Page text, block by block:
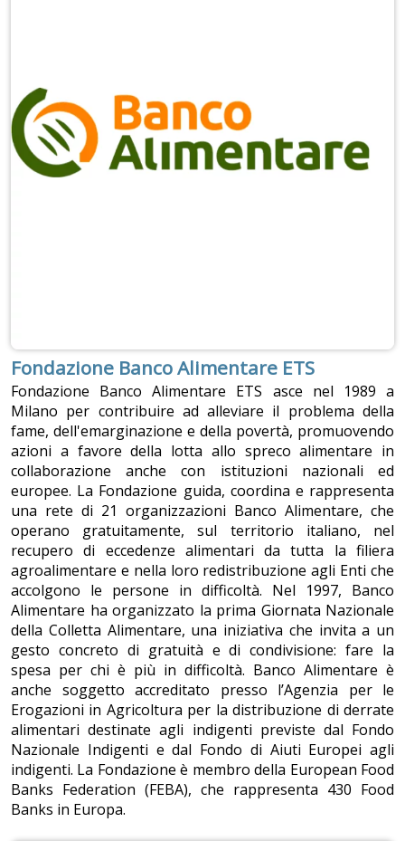
Fondazione Banco Alimentare ETS
Fondazione Banco Alimentare ETS asce nel 1989 a
Milano per contribuire ad alleviare il problema della
fame, dell'emarginazione e della povertà, promuovendo
azioni a favore della lotta allo spreco alimentare in
collaborazione anche con istituzioni nazionali ed
europee. La Fondazione guida, coordina e rappresenta
una rete di 21 organizzazioni Banco Alimentare, che
operano gratuitamente, sul territorio italiano, nel
recupero di eccedenze alimentari da tutta la filiera
agroalimentare e nella loro redistribuzione agli Enti che
accolgono le persone in difficoltà. Nel 1997, Banco
Alimentare ha organizzato la prima Giornata Nazionale
della Colletta Alimentare, una iniziativa che invita a un
gesto concreto di gratuità e di condivisione: fare la
spesa per chi è più in difficoltà. Banco Alimentare è
anche soggetto accreditato presso l’Agenzia per le
Erogazioni in Agricoltura per la distribuzione di derrate
alimentari destinate agli indigenti previste dal Fondo
Nazionale Indigenti e dal Fondo di Aiuti Europei agli
indigenti. La Fondazione è membro della European Food
Banks Federation (FEBA), che rappresenta 430 Food
Banks in Europa.